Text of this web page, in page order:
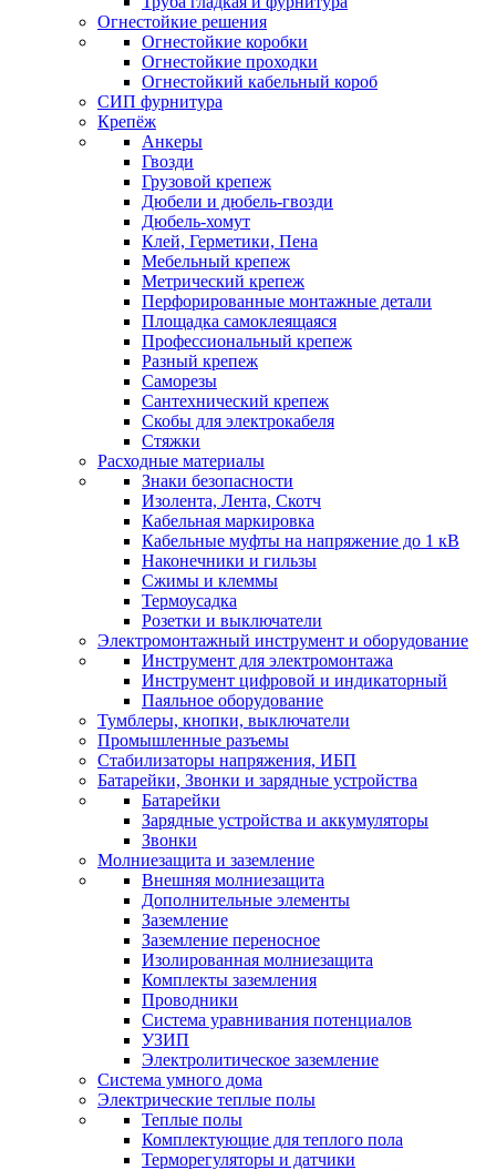
Огнестойкие решения
Огнестойкие коробки
Огнестойкие проходки
Огнестойкий кабельный короб
СИП фурнитура
Крепёж
Анкеры
Гвозди
Грузовой крепеж
Дюбели и дюбель-гвозди
Дюбель-хомут
Клей, Герметики, Пена
Мебельный крепеж
Метрический крепеж
Перфорированные монтажные детали
Площадка самоклеящаяся
Профессиональный крепеж
Разный крепеж
Саморезы
Сантехнический крепеж
Скобы для электрокабеля
Стяжки
Расходные материалы
Знаки безопасности
Изолента, Лента, Скотч
Кабельная маркировка
Кабельные муфты на напряжение до 1 кВ
Наконечники и гильзы
Сжимы и клеммы
Термоусадка
Розетки и выключатели
Электромонтажный инструмент и оборудование
Инструмент для электромонтажа
Инструмент цифровой и индикаторный
Паяльное оборудование
Тумблеры, кнопки, выключатели
Промышленные разъемы
Стабилизаторы напряжения, ИБП
Батарейки, Звонки и зарядные устройства
Батарейки
Зарядные устройства и аккумуляторы
Звонки
Молниезащита и заземление
Внешняя молниезащита
Дополнительные элементы
Заземление
Заземление переносное
Изолированная молниезащита
Комплекты заземления
Проводники
Система уравнивания потенциалов
УЗИП
Электролитическое заземление
Система умного дома
Электрические теплые полы
Теплые полы
Комплектующие для теплого пола
Терморегуляторы и датчики